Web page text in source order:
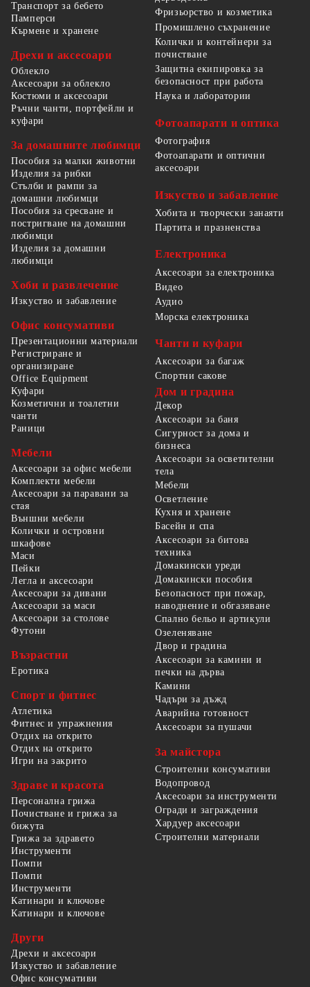
Транспорт за бебето
Памперси
Кърмене и хранене
Дрехи и аксесоари
Облекло
Аксесоари за облекло
Костюми и аксесоари
Ръчни чанти, портфейли и
куфари
За домашните любимци
Пособия за малки животни
Изделия за рибки
Стълби и рампи за
домашни любимци
Пособия за сресване и
постригване на домашни
любимци
Изделия за домашни
любимци
Хоби и развлечение
Изкуство и забавление
Офис консумативи
Презентационни материали
Регистриране и
организиране
Office Equipment
Фризьорство и козметика
Промишлено съхранение
Колички и контейнери за
почистване
Защитна екипировка за
безопасност при работа
Наука и лаборатории
Фотоапарати и оптика
Фотография
Фотоапарати и оптични
аксесоари
Изкуство и забавление
Хобита и творчески занаяти
Партита и празненства
Електроника
Аксесоари за електроника
Видео
Аудио
Морска електроника
Чанти и куфари
Аксесоари за багаж
Спортни сакове
Куфари
Козметични и тоалетни
чанти
Раници
Мебели
Аксесоари за офис мебели
Комплекти мебели
Аксесоари за паравани за
стая
Външни мебели
Колички и островни
шкафове
Маси
Пейки
Легла и аксесоари
Аксесоари за дивани
Аксесоари за маси
Аксесоари за столове
Футони
Възрастни
Еротика
Спорт и фитнес
Атлетика
Фитнес и упражнения
Отдих на открито
Отдих на открито
Игри на закрито
Здраве и красота
Персонална грижа
Почистване и грижа за
бижута
Грижа за здравето
Дом и градина
Декор
Аксесоари за баня
Сигурност за дома и
бизнеса
Аксесоари за осветителни
тела
Мебели
Осветление
Кухня и хранене
Басейн и спа
Аксесоари за битова
техника
Домакински уреди
Домакински пособия
Безопасност при пожар,
наводнение и обгазяване
Спално бельо и артикули
Озеленяване
Двор и градина
Аксесоари за камини и
печки на дърва
Камини
Чадъри за дъжд
Аварийна готовност
Аксесоари за пушачи
За майстора
Строителни консумативи
Водопровод
Аксесоари за инструменти
Огради и заграждения
Хардуер аксесоари
Строителни материали
Инструменти
Помпи
Помпи
Инструменти
Катинари и ключове
Катинари и ключове
Други
Дрехи и аксесоари
Изкуство и забавление
Офис консумативи